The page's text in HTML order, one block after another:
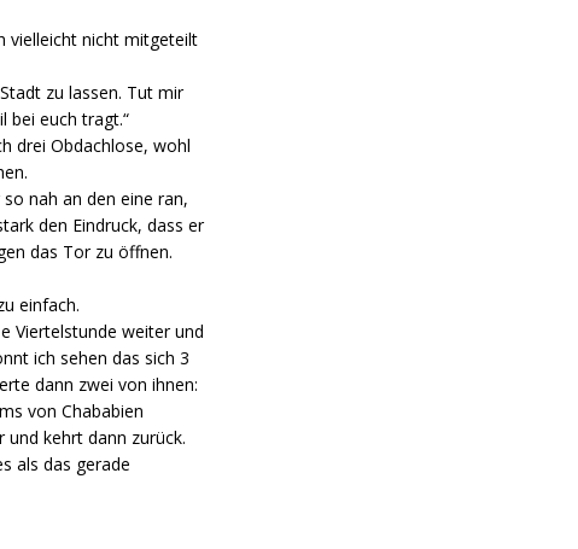
vielleicht nicht mitgeteilt
zu lassen. Tut mir
bei euch tragt.“
drei Obdachlose, wohl
nah an den eine ran,
den Eindruck, dass er
das Tor zu öffnen.
einfach.
Viertelstunde weiter und
ich sehen das sich 3
dann zwei von ihnen:
von Chababien
kehrt dann zurück.
als das gerade